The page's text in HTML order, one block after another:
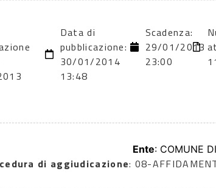
Data di
pubblicazione:
30/01/2014
13:48
Scadenza:
29/01/2013
23:00
Ente: COMUNE
di aggiudicazione: 08-